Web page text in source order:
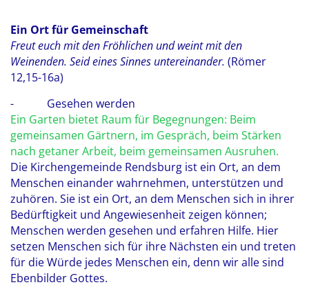
Ein Ort für Gemeinschaft
Freut euch mit den Fröhlichen und weint mit den
Weinenden. Seid eines Sinnes untereinander. (Römer
12,15-16a)
- Gesehen werden
Ein Garten bietet Raum für Begegnungen: Beim
gemeinsamen Gärtnern, im Gespräch, beim Stärken
nach getaner Arbeit, beim gemeinsamen Ausruhen.
Die Kirchengemeinde Rendsburg ist ein Ort, an dem
Menschen einander wahrnehmen, unterstützen und
zuhören. Sie ist ein Ort, an dem Menschen sich in ihrer
Bedürftigkeit und Angewiesenheit zeigen können;
Menschen werden gesehen und erfahren Hilfe. Hier
setzen Menschen sich für ihre Nächsten ein und treten
für die Würde jedes Menschen ein, denn wir alle sind
Ebenbilder Gottes.